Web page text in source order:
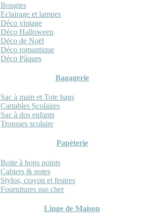
Bougies
Eclairage et lampes
Déco vintage
Déco Halloween
Déco de Noël
Déco romantique
Déco Pâques
Bagagerie
Sac à main et Tote bags
Cartables Scolaires
Sac à dos enfants
Trousses scolaire
Papèterie
Boite à bons points
Cahiers & notes
Stylos, crayon et feutres
Fournitures pas cher
Linge de Maison